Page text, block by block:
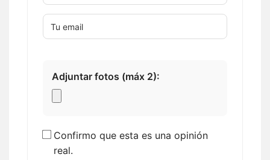
Adjuntar fotos (máx 2):
Confirmo que esta es una opinión
real.